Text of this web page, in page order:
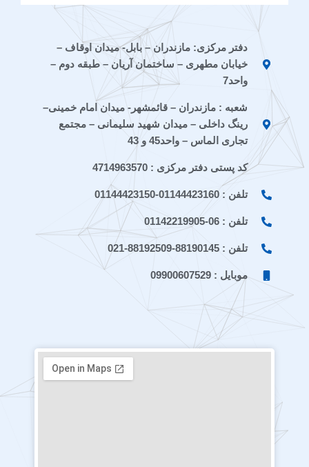
t
r
a
e
a
m
s
a
p
p
c
-
a
p
a
r
a
c
n
-
e
a
a
دفتر مرکزی: مازندران – بابل- میدان اوقاف –
خیابان مطهری – ساختمان آریان – طبقه دوم –
واحد7
شعبه : مازندران – قائمشهر- میدان امام خمینی–
رینگ داخلی – میدان شهید سلیمانی – مجتمع
تجاری الماس – واحد45 و 43
کد پستی دفتر مرکزی : 4714963570
تلفن : 01144423160-01144423150
تلفن : 06-01142219905
تلفن : 88190145-88192509-021
موبایل : 09900607529